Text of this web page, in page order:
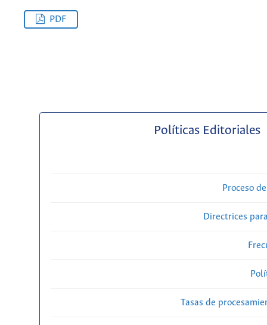
PDF
Políticas Editoriales
Proceso
Directrices
Tasas de